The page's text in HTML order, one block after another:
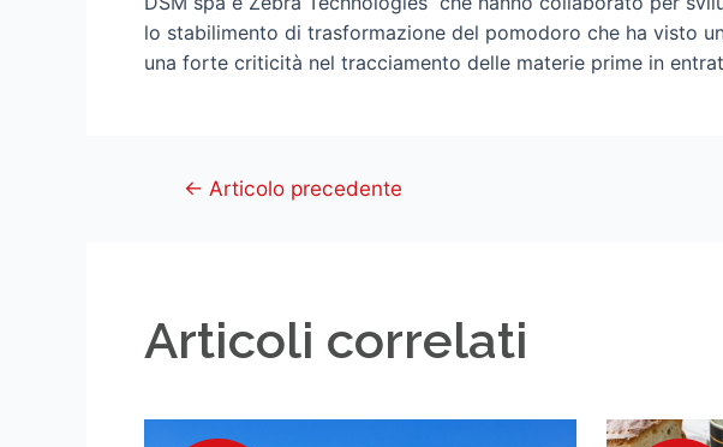
lo stabilimento di trasformazione del pomodoro che ha visto
una forte criticità nel tracciamento delle materie prime in
← Articolo precedente
Articoli correlati